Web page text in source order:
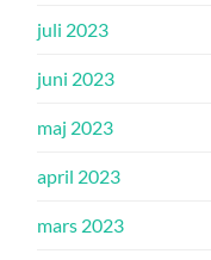
juli 2023
juni 2023
maj 2023
april 2023
mars 2023